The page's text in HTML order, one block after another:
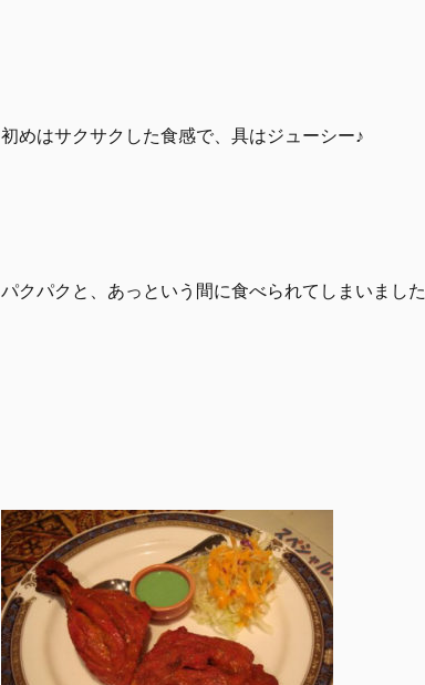
初めはサクサクした食感で、具はジューシー♪
パクパクと、あっという間に食べられてしまいました